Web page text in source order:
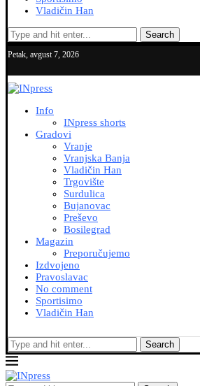
Vladičin Han
Search
Petak, avgust 7, 2026
Info
INpress shorts
Gradovi
Vranje
Vranjska Banja
Vladičin Han
Trgovište
Surdulica
Bujanovac
Preševo
Bosilegrad
Magazin
Preporučujemo
Izdvojeno
Pravoslavac
No comment
Sportisimo
Vladičin Han
Search